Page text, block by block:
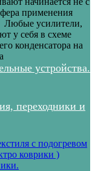
применения
Любые усилители,
у себя в схеме
конденсатора на
устройства.
переходники и
с подогревом
коврики )